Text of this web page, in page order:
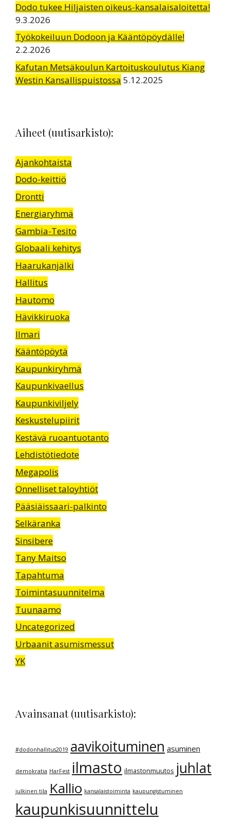
Dodo tukee Hiljaisten oikeus-kansalaisaloitetta!
9.3.2026
Työkokeiluun Dodoon ja Kääntöpöydälle!
2.2.2026
Kafutan Metsäkoulun Kartoituskoulutus Kiang
Westin Kansallispuistossa 5.12.2025
Aiheet (uutisarkisto):
Ajankohtaista
Dodo-keittiö
Drontti
Energiaryhmä
Gambia-Tesito
Globaali kehitys
Haarukanjälki
Hallitus
Hautomo
Hävikkiruoka
Ilmari
Kääntöpöytä
Kaupunkiryhmä
Kaupunkivaellus
Kaupunkiviljely
Keskustelupiirit
Kestävä ruoantuotanto
Lehdistötiedote
Megapolis
Onnelliset taloyhtiöt
Pääsiäissaari-palkinto
Selkäranka
Sinsibere
Tany Maitso
Tapahtuma
Toimintasuunnitelma
Tuunaamo
Uncategorized
Urbaanit asumismessut
YK
Avainsanat (uutisarkisto):
#dodonhallitus2019 aavikoituminen asuminen
demokratia HarFest ilmasto ilmastonmuutos juhlat
julkinen tila Kallio kansalaistoiminta kaupungistuminen
kaupunkisuunnittelu